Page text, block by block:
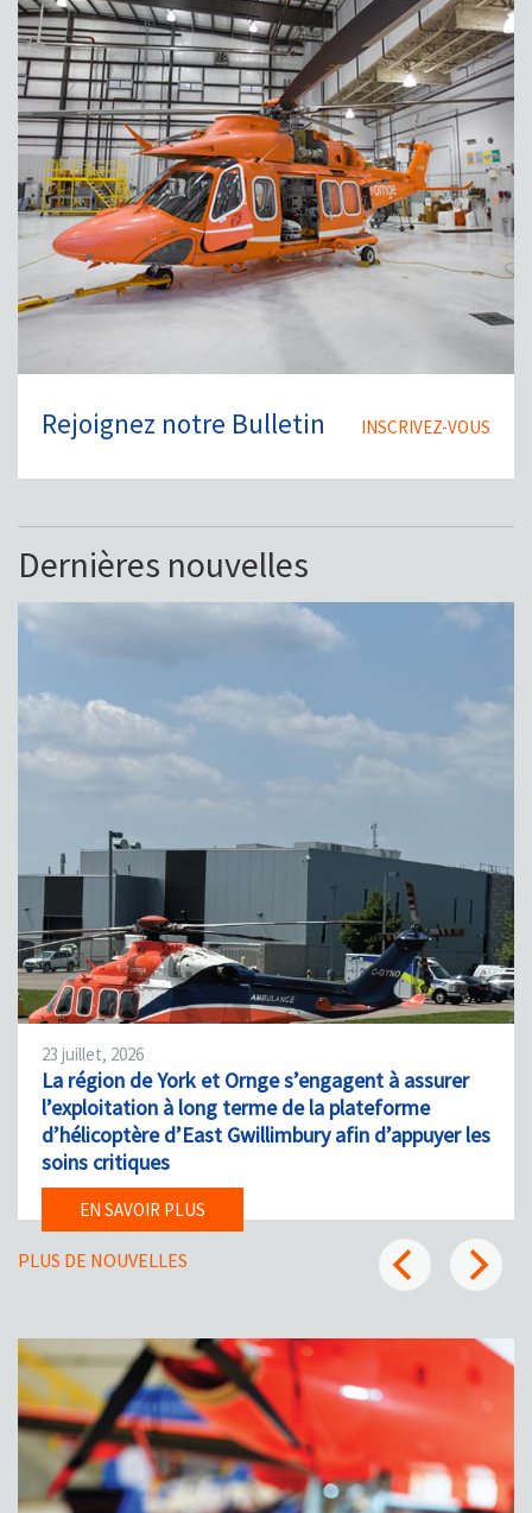
Rejoignez notre Bulletin INSCRIVEZ-VOUS
Dernières nouvelles
PLUS DE NOUVELLES
23 juillet, 2026
La région de York et Ornge s’engagent à assurer
l’exploitation à long terme de la plateforme
d’hélicoptère d’East Gwillimbury afin d’appuyer les
soins critiques
EN SAVOIR PLUS